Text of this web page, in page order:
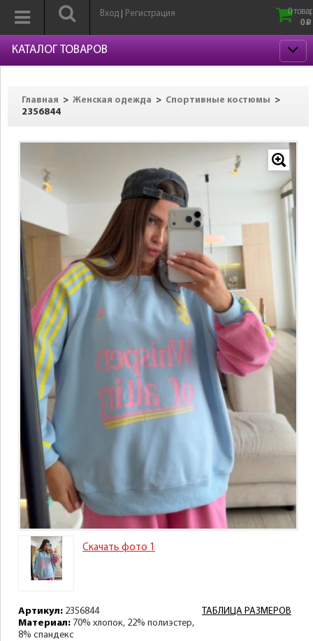
Вход Регистрация
0
0 p
КАТАЛОГ ТОВАРОВ
Главная > Женская одежда > Спортивные костюмы
>
2356844
Скачать фото 1
ТАБЛИЦА РАЗМЕРОВ
Артикул: 2356844
Материал: 70% хлопок, 22% полиэстер,
8% спандекс